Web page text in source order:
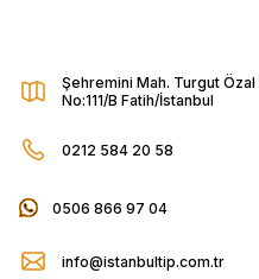
Şehremini Mah. Turgut
No:111/B Fatih/İstanbul
0212 584 20 58
0506 866 97 04
info@istanbultip.com.tr